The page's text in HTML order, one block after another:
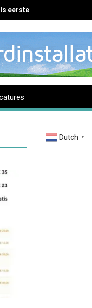
eerste brand Zenderstraat
Dutch ▼